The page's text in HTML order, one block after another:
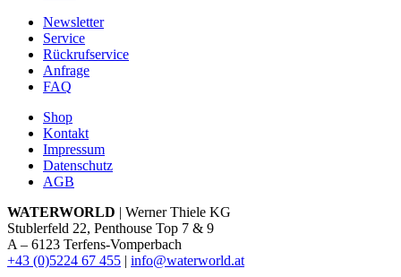
Newsletter
Service
Rückrufservice
Anfrage
FAQ
Shop
Kontakt
Impressum
Datenschutz
AGB
WATERWORLD | Werner Thiele KG
Stublerfeld 22, Penthouse Top 7 & 9
A – 6123 Terfens-Vomperbach
+43 (0)5224 67 455 | info@waterworld.at